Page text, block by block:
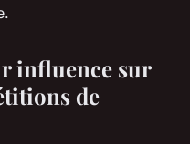
influence sur
de